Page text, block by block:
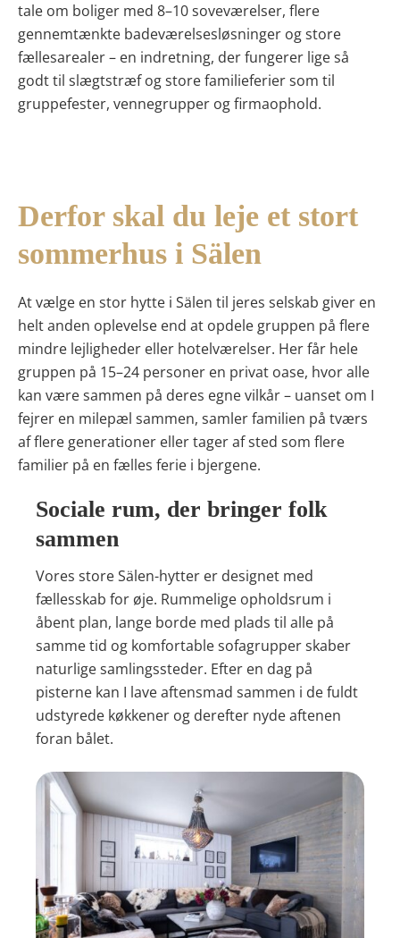
tale om boliger med 8–10 soveværelser, flere
gennemtænkte badeværelsesløsninger og store
fællesarealer – en indretning, der fungerer lige så
godt til slægtstræf og store familieferier som til
gruppefester, vennegrupper og firmaophold.
Derfor skal du leje et stort
sommerhus i Sälen
At vælge en stor hytte i Sälen til jeres selskab giver en
helt anden oplevelse end at opdele gruppen på flere
mindre lejligheder eller hotelværelser. Her får hele
gruppen på 15–24 personer en privat oase, hvor alle
kan være sammen på deres egne vilkår – uanset om I
fejrer en milepæl sammen, samler familien på tværs
af flere generationer eller tager af sted som flere
familier på en fælles ferie i bjergene.
Sociale rum, der bringer folk
sammen
Vores store Sälen-hytter er designet med
fællesskab for øje. Rummelige opholdsrum i
åbent plan, lange borde med plads til alle på
samme tid og komfortable sofagrupper skaber
naturlige samlingssteder. Efter en dag på
pisterne kan I lave aftensmad sammen i de fuldt
udstyrede køkkener og derefter nyde aftenen
foran bålet.